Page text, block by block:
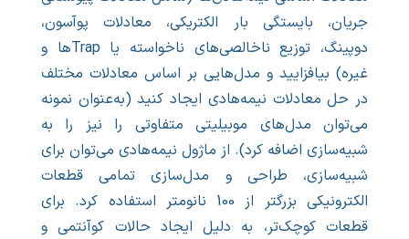
جریان، بایستگی بار الکتریکی، معادلات پوآسون،
دوپینگ، توزیع ناخالصی‌های ناخواسته یا Trapها و
غیره) بیافزایید و مدل‌هایی بر اساس معادلات مختلف
در حل معادلات نیمه‌هادی ایجاد کنید (به‌عنوان نمونه
می‌توان مدل‌های موبیلیتی متفاوتی را نیز را به
شبیه‌سازی اضافه کرد). از ماژول نیمه‌هادی می‌توان برای
شبیه‌سازی، طراحی و مدل‌سازی تمامی قطعات
الکترونیکی بزرگتر از 100 نانومتر استفاده کرد. برای
قطعات کوچک‌تر، به دلیل ایجاد حالات کوآنتمی و